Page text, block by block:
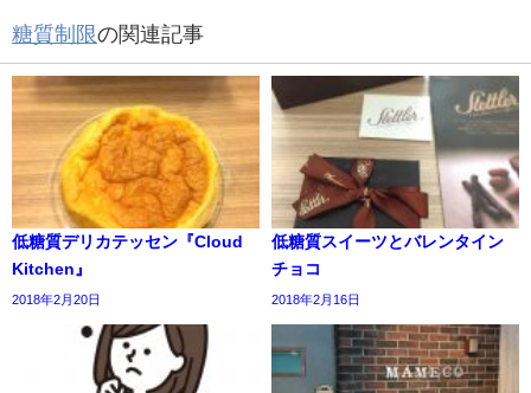
糖質制限の関連記事
低糖質デリカテッセン『Cloud
Kitchen』
2018年2月20日
低糖質スイーツとバレンタイン
チョコ
2018年2月16日